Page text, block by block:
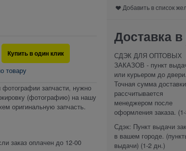
Купить в один клик
товару
запчасти, нужно
(фотографию) на нашу
оригинальную запчасть.
заказ оплачен до 12-00
Добавить в список
Доставка в
СДЭК ДЛЯ ОПТОВЫХ
ЗАКАЗОВ - пункт
или курьером до двери.
Точная сумма доставки
рассчитывается
менеджером после
оформления заказа.
Сдэк: Пункт выдачи
в вашем городе.
выдачи) (1-2 дн.)